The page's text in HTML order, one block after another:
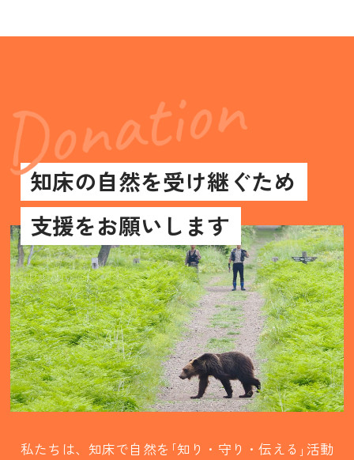
知床の自然を受け継ぐため
支援をお願いします
私たちは、知床で自然を｢知り・守り・伝える｣活動